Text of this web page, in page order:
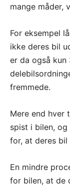
mange måder,
For eksempel
ikke deres bil
er da også
fremmede.
Mere end hver
spist i bilen,
for, at deres
En mindre
for bilen, at de